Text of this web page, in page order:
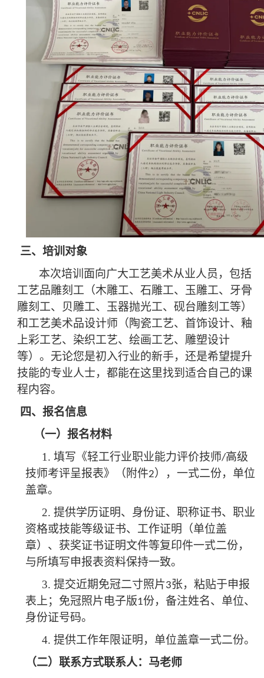
三、 培训对象
本次培训面向广大工艺美术从业人员，包括
工艺品雕刻工（木雕工、石雕工、玉雕工、牙骨
雕刻工、贝雕工、玉器抛光工、砚台雕刻工等）
和工艺美术品设计师（陶瓷工艺、首饰设计、釉
上彩工艺、染织工艺、绘画工艺、雕塑设计
等）。无论您是初入行业的新手，还是希望提升
技能的专业人士，都能在这里找到适合自己的课
程内容。
四、 报名信息
（一）报名材料
1. 填写《轻工行业职业能力评价技师/高级
技师考评呈报表》（附件2），一式二份，单位
盖章。
2. 提供学历证明、身份证、职称证书、职业
资格或技能等级证书、工作证明（单位盖
章）、获奖证书证明文件等复印件一式二份，
与所填写申报表资料保持一致。
3. 提交近期免冠二寸照片3张，粘贴于申报
表上；免冠照片电子版1份，备注姓名、单位、
身份证号码。
4. 提供工作年限证明，单位盖章一式二份。
（二）联系方式联系人：马老师